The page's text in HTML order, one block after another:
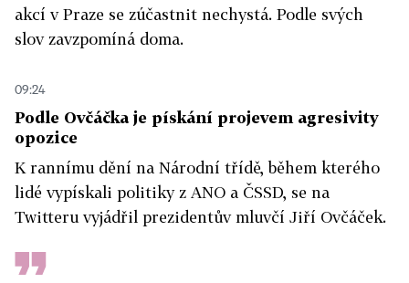
akcí v Praze se zúčastnit nechystá. Podle svých
slov zavzpomíná doma.
09:24
Podle Ovčáčka je pískání projevem agresivity
opozice
K rannímu dění na Národní třídě, během kterého
lidé vypískali politiky z ANO a ČSSD, se na
Twitteru vyjádřil prezidentův mluvčí Jiří Ovčáček.